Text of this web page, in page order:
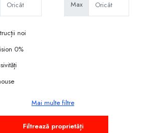
Max
noi
0%
Mai multe filtre